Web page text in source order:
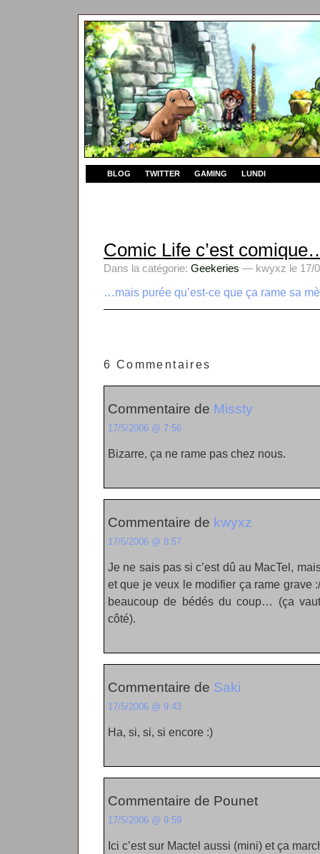
BLOG TWITTER GAMING LUNDI
Comic Life c’est
Dans la catégorie: Geekeries — kwyxz le 17/
…mais purée qu’est-ce que ça rame sa
6 Commentaires
Commentaire de Missty
17/5/2006 @ 7:56
Bizarre, ça ne rame pas chez nous.
Commentaire de kwyxz
17/5/2006 @ 8:57
Je ne sais pas si c’est dû au MacTel,
et que je veux le modifier ça rame grave
beaucoup de bédés du coup… (ça
côté).
Commentaire de Saki
17/5/2006 @ 9:43
Ha, si, si, si encore :)
Commentaire de Pounet
17/5/2006 @ 9:59
Ici c’est sur Mactel aussi (mini) et ça